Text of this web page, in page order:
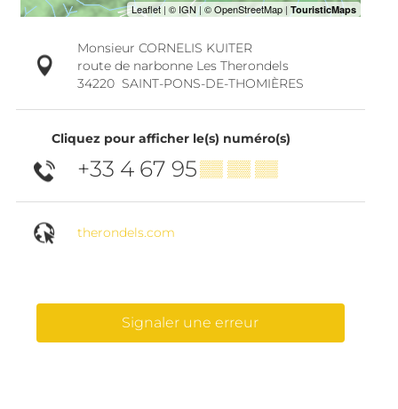
Monsieur CORNELIS KUITER
route de narbonne Les Therondels
34220 SAINT-PONS-DE-THOMIÈRES
Cliquez pour afficher le(s) numéro(s)
+33 4 67 95▒▒ ▒▒ ▒▒
therondels.com
Signaler une erreur